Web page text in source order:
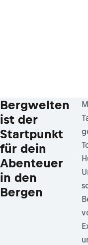
Bergwelten
ist der
Startpunkt
für dein
Abenteuer
in den
Bergen